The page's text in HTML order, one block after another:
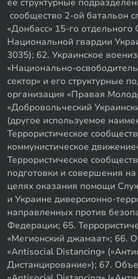
сообщество 2-ой батальон
«Донбасс» 15-го отдельного
Национальной гвардии
3035); 62. Украинское
«Национально-
сектор» и его структурные
организация «Правая
«Добровольческий
(другое используемое
Террористическое
коммунистическое
Террористическое
подготовки и совершения
целях оказания помощи
и Украине диверсионно-
направленных против
Федерации; 65.
«Мегионский джамаат»; 66.
«Antisocial Distancing»
Дистанцирование»); 67.